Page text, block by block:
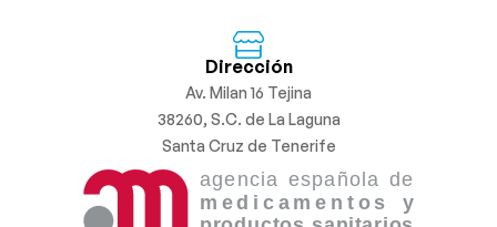
Dirección
Av. Milan 16 Tejina
38260, S.C. de La Laguna
Santa Cruz de Tenerife